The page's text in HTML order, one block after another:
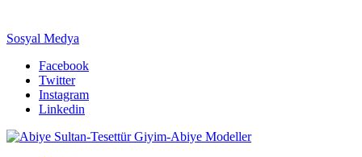
Sosyal Medya
Facebook
Twitter
Instagram
Linkedin